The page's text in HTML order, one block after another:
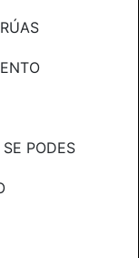
PODES